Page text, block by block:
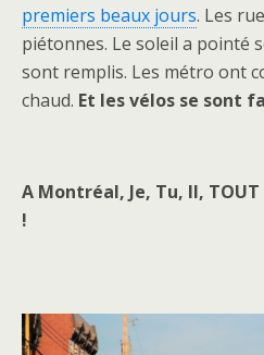
premiers beaux jours. Les
piétonnes. Le soleil a pointé
sont remplis. Les métro ont
chaud. Et les vélos se sont
A Montréal, Je, Tu, Il,
!